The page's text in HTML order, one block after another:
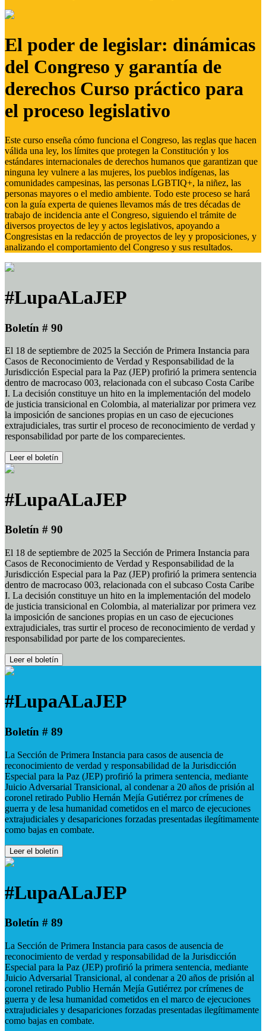
El poder de legislar: dinámicas
del Congreso y garantía de
derechos Curso práctico para
el proceso legislativo
Este curso enseña cómo funciona el Congreso, las reglas que hacen
válida una ley, los límites que protegen la Constitución y los
estándares internacionales de derechos humanos que garantizan que
ninguna ley vulnere a las mujeres, los pueblos indígenas, las
comunidades campesinas, las personas LGBTIQ+, la niñez, las
personas mayores o el medio ambiente. Todo este proceso se hará
con la guía experta de quienes llevamos más de tres décadas de
trabajo de incidencia ante el Congreso, siguiendo el trámite de
diversos proyectos de ley y actos legislativos, apoyando a
Congresistas en la redacción de proyectos de ley y proposiciones, y
analizando el comportamiento del Congreso y sus resultados.
#LupaALaJEP
Boletín # 90
El 18 de septiembre de 2025 la Sección de Primera Instancia para
Casos de Reconocimiento de Verdad y Responsabilidad de la
Jurisdicción Especial para la Paz (JEP) profirió la primera sentencia
dentro de macrocaso 003, relacionada con el subcaso Costa Caribe
I. La decisión constituye un hito en la implementación del modelo
de justicia transicional en Colombia, al materializar por primera vez
la imposición de sanciones propias en un caso de ejecuciones
extrajudiciales, tras surtir el proceso de reconocimiento de verdad y
responsabilidad por parte de los comparecientes.
Leer el boletín
#LupaALaJEP
Boletín # 90
El 18 de septiembre de 2025 la Sección de Primera Instancia para
Casos de Reconocimiento de Verdad y Responsabilidad de la
Jurisdicción Especial para la Paz (JEP) profirió la primera sentencia
dentro de macrocaso 003, relacionada con el subcaso Costa Caribe
I. La decisión constituye un hito en la implementación del modelo
de justicia transicional en Colombia, al materializar por primera vez
la imposición de sanciones propias en un caso de ejecuciones
extrajudiciales, tras surtir el proceso de reconocimiento de verdad y
responsabilidad por parte de los comparecientes.
Leer el boletín
#LupaALaJEP
Boletín # 89
La Sección de Primera Instancia para casos de ausencia de
reconocimiento de verdad y responsabilidad de la Jurisdicción
Especial para la Paz (JEP) profirió la primera sentencia, mediante
Juicio Adversarial Transicional, al condenar a 20 años de prisión al
coronel retirado Publio Hernán Mejía Gutiérrez por crímenes de
guerra y de lesa humanidad cometidos en el marco de ejecuciones
extrajudiciales y desapariciones forzadas presentadas ilegítimamente
como bajas en combate.
Leer el boletín
#LupaALaJEP
Boletín # 89
La Sección de Primera Instancia para casos de ausencia de
reconocimiento de verdad y responsabilidad de la Jurisdicción
Especial para la Paz (JEP) profirió la primera sentencia, mediante
Juicio Adversarial Transicional, al condenar a 20 años de prisión al
coronel retirado Publio Hernán Mejía Gutiérrez por crímenes de
guerra y de lesa humanidad cometidos en el marco de ejecuciones
extrajudiciales y desapariciones forzadas presentadas ilegítimamente
como bajas en combate.